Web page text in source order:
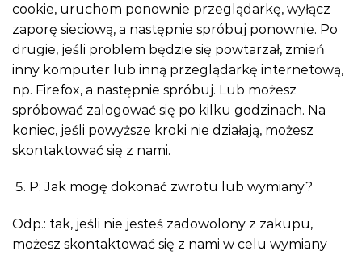
cookie, uruchom ponownie przeglądarkę, wyłącz
zaporę sieciową, a następnie spróbuj ponownie. Po
drugie, jeśli problem będzie się powtarzał, zmień
inny komputer lub inną przeglądarkę internetową,
np. Firefox, a następnie spróbuj. Lub możesz
spróbować zalogować się po kilku godzinach. Na
koniec, jeśli powyższe kroki nie działają, możesz
skontaktować się z nami.
P: Jak mogę dokonać zwrotu lub wymiany?
Odp.: tak, jeśli nie jesteś zadowolony z zakupu,
możesz skontaktować się z nami w celu wymiany